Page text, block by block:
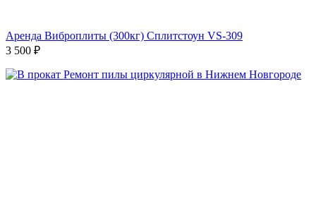
Аренда Виброплиты (300кг) Сплитстоун VS-309
3 500 ₽